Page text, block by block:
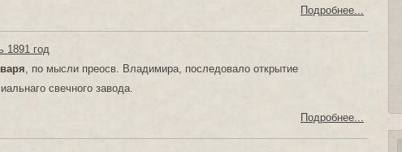
Подробнее...
1891 год
, по мысли преосв. Владимира, последовало открытие
свечного завода.
Подробнее...